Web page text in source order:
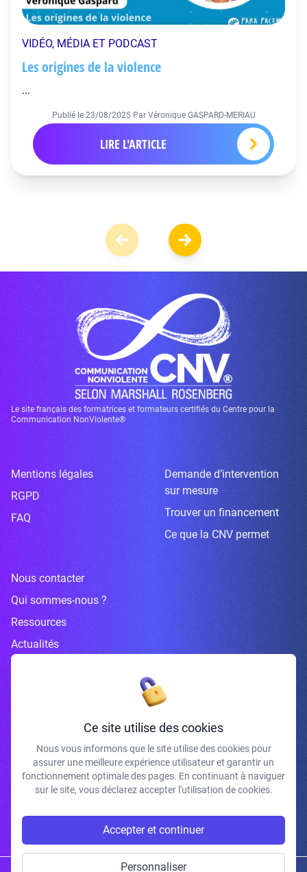
VIDÉO, MÉDIA ET PODCAST
Les origines de la violence
...
Publié le 23/08/2025 Par Véronique GASPARD-MERIAU
LIRE L'ARTICLE
Le site français des formatrices et formateurs certifiés du Centre pour la
Communication NonViolente®
Mentions légales
RGPD
FAQ
Demande d’intervention
sur mesure
Trouver un financement
Ce que la CNV permet
Nous contacter
Qui sommes-nous ?
Ressources
Actualités
Inscrivez-vous à la newsletter
J'accepte de recevoir vos e-mails et confirme avoir pris connaissance de
votre politique de confidentialité et mentions légales.
Ce site utilise des cookies
Nous vous informons que le site utilise des cookies pour
assurer une meilleure expérience utilisateur et garantir un
fonctionnement optimale des pages. En continuant à naviguer
sur le site, vous déclarez accepter l'utilisation de cookies.
Accepter et continuer
Personnaliser